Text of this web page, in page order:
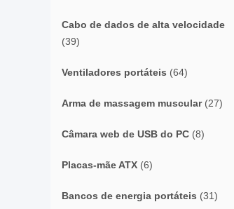
Cabo de dados de alta velocidade
(39)
Ventiladores portáteis (64)
Arma de massagem muscular(27)
Câmara web de USB do PC (8)
Placas-mãe ATX (6)
Bancos de energia portáteis (31)